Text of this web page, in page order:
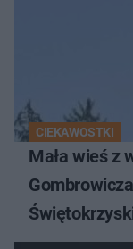
CIEKAWOSTKI
Mała wieś z